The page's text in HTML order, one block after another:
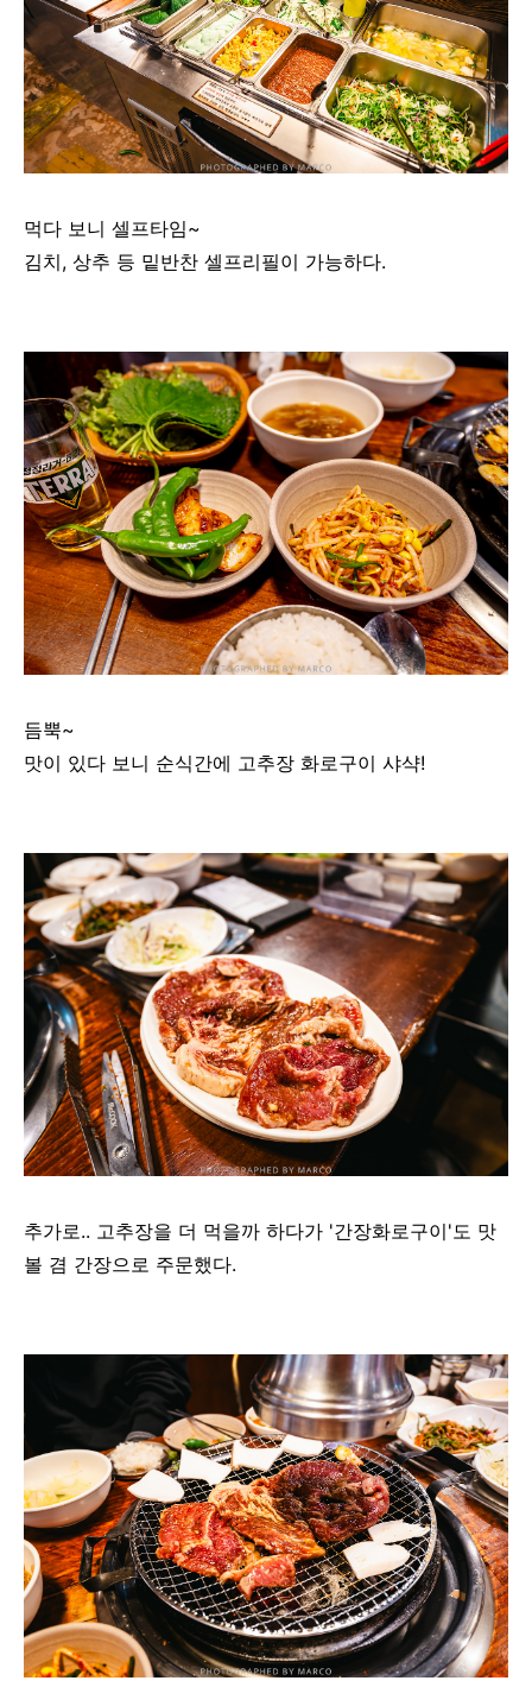
먹다 보니 셀프타임~
김치, 상추 등 밑반찬 셀프리필이 가능하다.
듬뿍~
맛이 있다 보니 순식간에 고추장 화로구이 샤샥!
추가로.. 고추장을 더 먹을까 하다가 '간장화로구이'도 맛
볼 겸 간장으로 주문했다.